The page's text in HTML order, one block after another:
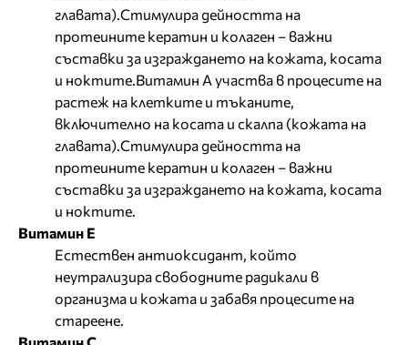
главата).Стимулира дейността на
протеините кератин и колаген – важни
съставки за изграждането на кожата, косата
и ноктите.Витамин А участва в процесите на
растеж на клетките и тъканите,
включително на косата и скалпа (кожата на
главата).Стимулира дейността на
протеините кератин и колаген – важни
съставки за изграждането на кожата, косата
и ноктите.
Витамин Е
Естествен антиоксидант, който
неутрализира свободните радикали в
организма и кожата и забавя процесите на
стареене.